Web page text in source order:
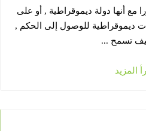
مع أنها دولة ديموقراطية , أو على
ديموقراطية للوصول إلى الحكم ,
تسمح ...
المزيد